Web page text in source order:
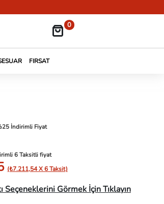
0
FIRSAT
İndirimli Fiyat
6 Taksitli fiyat
(₺7.211,54 X 6 Taksit)
Seçeneklerini Görmek İçin Tıklayın